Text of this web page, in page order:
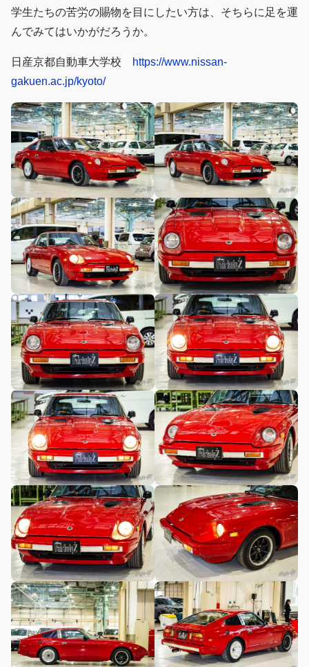
学生たちの苦労の賜物を目にしたい方は、そちらに足を運
んでみてはいかがだろうか。
日産京都自動車大学校
https://www.nissan-
gakuen.ac.jp/kyoto/